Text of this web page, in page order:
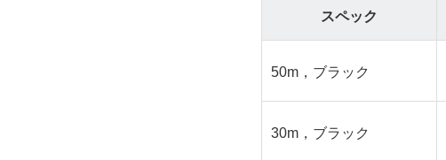
スペック
50m，ブラック
30m，ブラック